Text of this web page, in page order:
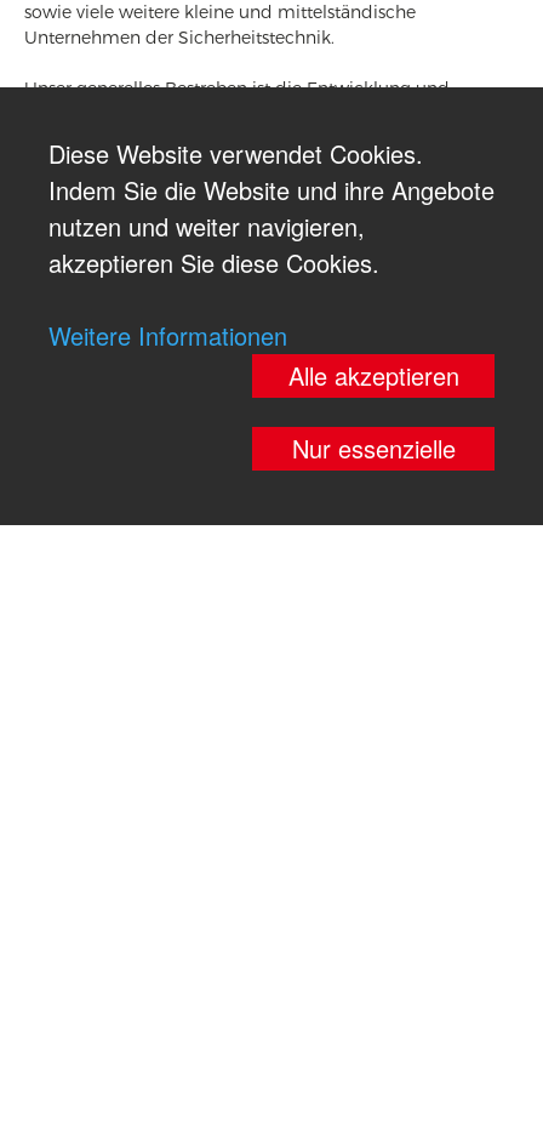
Diese Website verwendet Cookies.
Indem Sie die Website und ihre Angebote
nutzen und weiter navigieren,
akzeptieren Sie diese Cookies.
Weitere Informationen
Alle akzeptieren
Nur essenzielle
sowie viele weitere kleine und mittelständische
Unternehmen der Sicherheitstechnik.
Unser generelles Bestreben ist die Entwicklung und
Brandschutzes sowie unseren Kunden entsprechen.
Mit dieser Ideologie verzeichnen wir seit Jahren ein stetiges
Wachstum und sind bestens gerüstet für die An- und
Herausforderungen in der Zukunft.